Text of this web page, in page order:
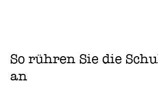
So rühren Sie die
an